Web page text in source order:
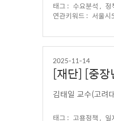
태그 : 수요분석 , 정
연관키워드 : 서울시
2025-11-14
[재단] [중
김태일 교수(고려
태그 : 고용정책 , 일